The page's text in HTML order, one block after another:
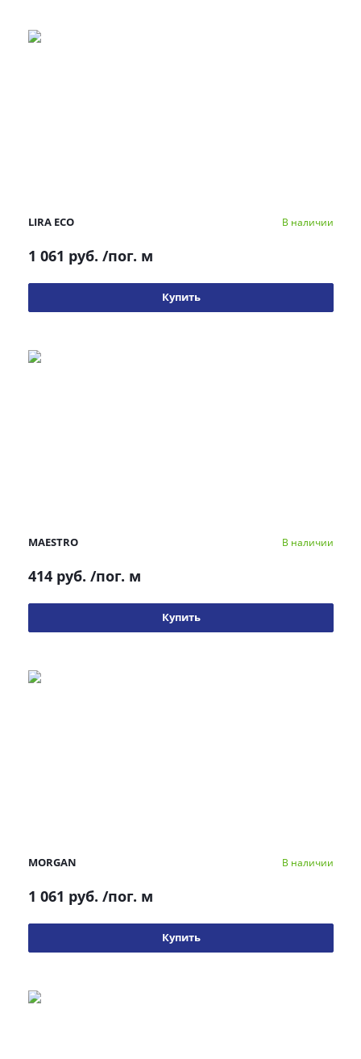
LIRA ECO В наличии
1 061 руб. /пог. м
Купить
MAESTRO В наличии
414 руб. /пог. м
Купить
MORGAN В наличии
1 061 руб. /пог. м
Купить